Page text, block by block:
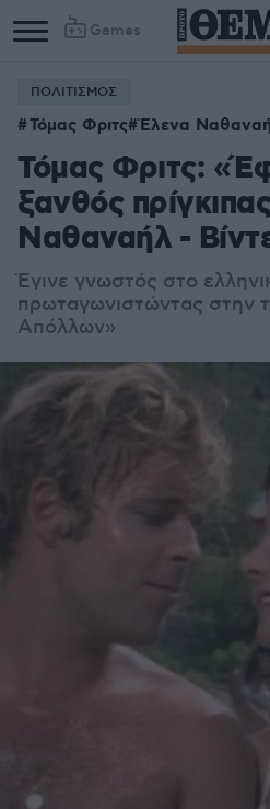
Games
ΠΟΛΙΤΙΣΜΟΣ
Τόμας Φριτς Έλενα
Τόμας Φριτς:
ξανθός
Ναθαναήλ -
Έγινε γνωστός στο
πρωταγωνιστώντας στην
Απόλλων»